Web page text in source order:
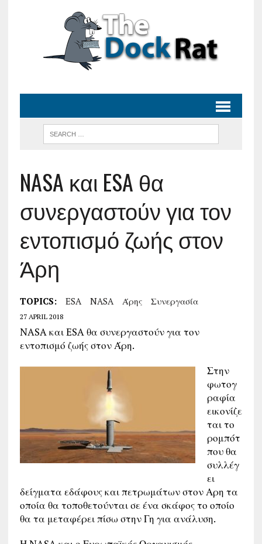
NASA και ESA θα
συνεργαστούν για τον
εντοπισμό ζωής στον
Άρη
TOPICS: ESA NASA Άρης Συνεργασία
27 APRIL 2018
NASA και ESA θα συνεργαστούν για τον
εντοπισμό ζωής στον Άρη.
Στην
φωτογ
ραφία
εικονίζε
ται το
ρομπότ
που θα
συλλέγ
ει
δείγματα εδάφους και πετρωμάτων στον Αρη τα
οποία θα τοποθετούνται σε ένα σκάφος το οποίο
θα τα μεταφέρει πίσω στην Γη για ανάλυση.